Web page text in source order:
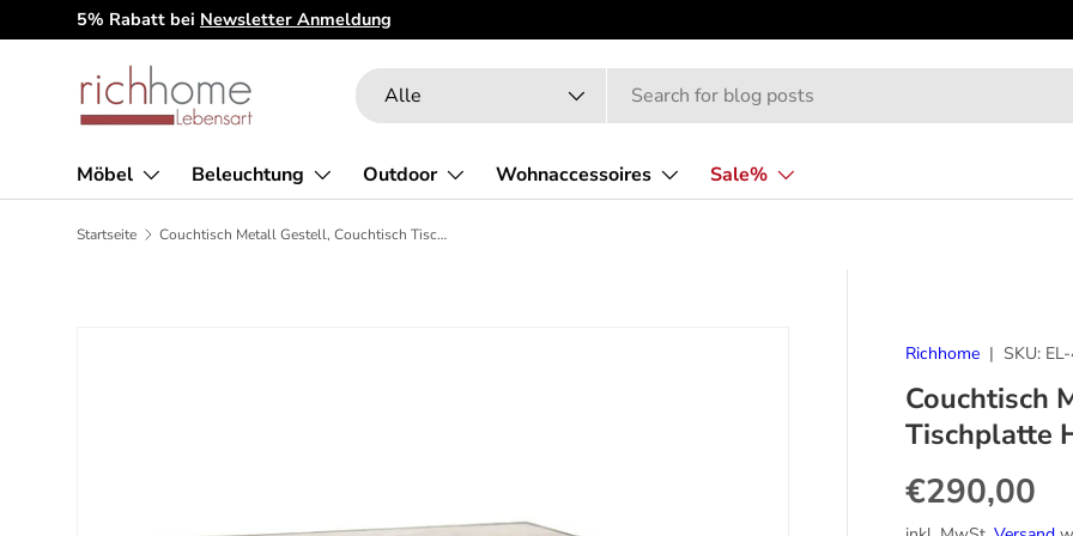
Direkt zum Inhalt
5% Rabatt bei Newsletter Anmeldung
Suchen
Art
Alle
Möbel Beleuchtung Outdoor Wohnaccessoires Sale%
Startseite Couchtisch Metall Gestell, Couchtisch Tischplatte Holz, Maße 70x70 cm
Richhome | SKU:
Couchtisch
Tischplatte
Normaler
€290,00